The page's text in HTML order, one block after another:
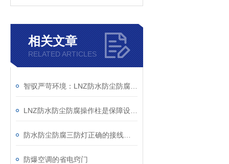
相关文章
RELATED ARTICLES
防爆空调的省电窍门